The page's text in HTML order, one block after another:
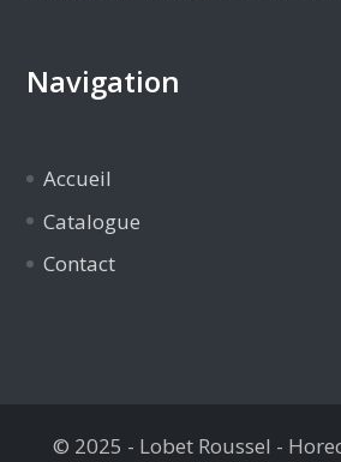
Navigation
Accueil
Catalogue
Contact
© 2025 - Lobet Roussel -